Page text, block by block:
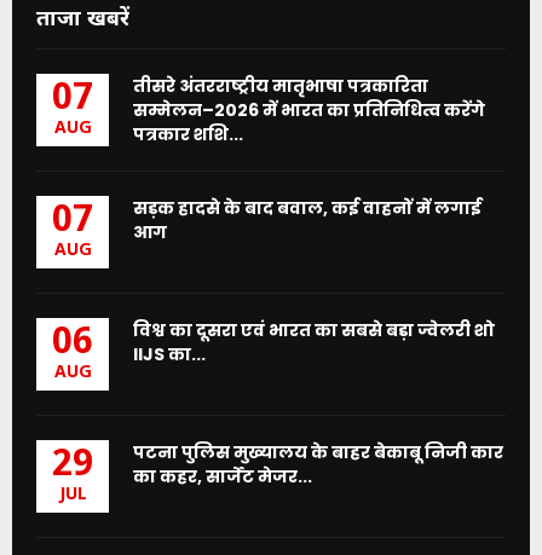
ताजा खबरें
07
AUG
तीसरे अंतरराष्ट्रीय मातृभाषा पत्रकारिता
सम्मेलन–2026 में भारत का प्रतिनिधित्व करेंगे
पत्रकार शशि...
07
AUG
सड़क हादसे के बाद बवाल, कई वाहनों में लगाई
आग
06
AUG
विश्व का दूसरा एवं भारत का सबसे बड़ा ज्वेलरी शो
IIJS का...
29
JUL
पटना पुलिस मुख्यालय के बाहर बेकाबू निजी कार
का कहर, सार्जेंट मेजर...